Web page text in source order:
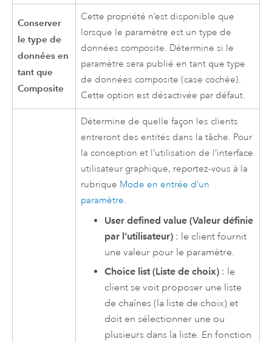
Conserver
le type de
données en
tant que
Composite
Cette propriété n’est disponible que
lorsque le paramètre est un type de
données composite. Détermine si le
paramètre sera publié en tant que type
de données composite (case cochée).
Cette option est désactivée par défaut.
Détermine de quelle façon les clients
entreront des entités dans la tâche. Pour
la conception et l’utilisation de l’interface
utilisateur graphique, reportez-vous à la
rubrique Mode en entrée d’un
paramètre.
User defined value (Valeur définie
par l’utilisateur) : le client fournit
une valeur pour le paramètre.
Choice list (Liste de choix) : le
client se voit proposer une liste
de chaînes (la liste de choix) et
doit en sélectionner une ou
plusieurs dans la liste. En fonction